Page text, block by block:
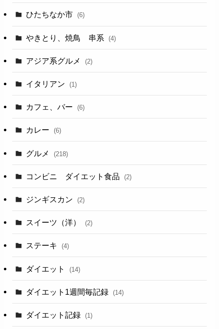
ひたちなか市 (6)
やきとり、焼鳥 串系 (4)
アジア系グルメ (2)
イタリアン (1)
カフェ、バー (6)
カレー (6)
グルメ (218)
コンビニ ダイエット食品 (2)
ジンギスカン (2)
スイーツ（洋） (2)
ステーキ (4)
ダイエット (14)
ダイエット1週間毎記録 (14)
ダイエット記録 (1)